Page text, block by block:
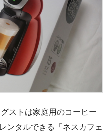
ストは家庭用のコーヒー
ンタルできる「ネスカフェ